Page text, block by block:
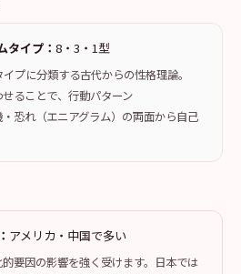
タイプ： 8・3・1型
プに分類する古代からの性格理論。
ることで、行動パターン
恐れ（エニアグラム）の両面から自己
アメリカ・中国で多い
要因の影響を強く受けます。日本では